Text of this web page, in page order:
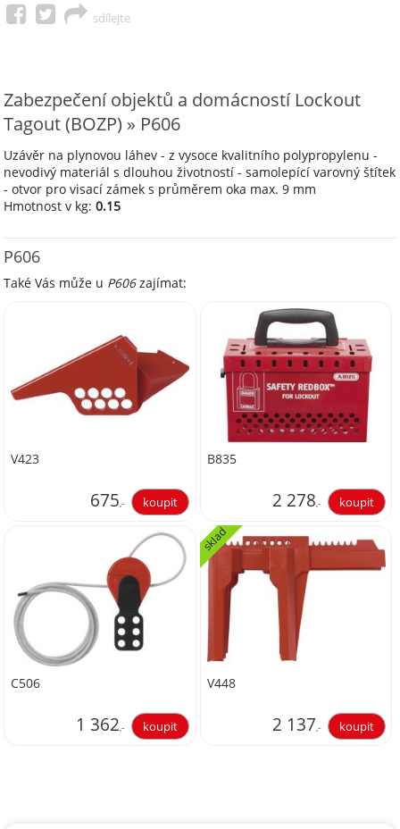
sdílejte
Zabezpečení objektů a domácností Lockout
Tagout (BOZP) » P606
Uzávěr na plynovou láhev - z vysoce kvalitního polypropylenu -
nevodivý materiál s dlouhou životností - samolepící varovný štítek
- otvor pro visací zámek s průměrem oka max. 9 mm
Hmotnost v kg:0.15
P606
Také Vás může u P606zajímat:
V423
675,-
B835
2 278 ,-
C506
1 362,-
V448
sklad
2 137 ,-